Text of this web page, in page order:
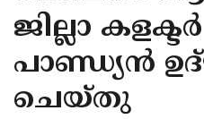
ജില്ലാ
പാണ്ഡ്യൻ
ചെയ്തു